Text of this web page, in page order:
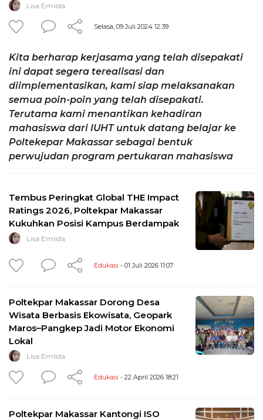
Lisa Emilda
Selasa, 09 Juli 2024 12:39
Kita berharap kerjasama yang telah disepakati
ini dapat segera terealisasi dan
diimplementasikan, kami siap melaksanakan
semua poin-poin yang telah disepakati.
Terutama kami menantikan kehadiran
mahasiswa dari IUHT untuk datang belajar ke
Poltekepar Makassar sebagai bentuk
perwujudan program pertukaran mahasiswa
Tembus Peringkat Global THE Impact
Ratings 2026, Poltekpar Makassar
Kukuhkan Posisi Kampus Berdampak
Lisa Emilda
Edukasi - 01 Juli 2026 11:07
Poltekpar Makassar Dorong Desa
Wisata Berbasis Ekowisata, Geopark
Maros–Pangkep Jadi Motor Ekonomi
Lokal
Lisa Emilda
Edukasi - 22 April 2026 18:21
Poltekpar Makassar Kantongi ISO